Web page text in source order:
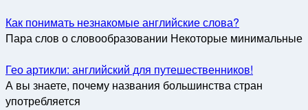
Как понимать незнакомые английские слова?
Пара слов о словообразовании Некоторые минимальные
Гео артикли: английский для путешественников!
А вы знаете, почему названия большинства стран
употребляется